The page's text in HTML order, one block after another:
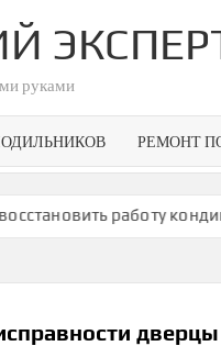
руками
РЕМОНТ
работу